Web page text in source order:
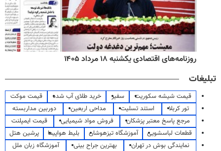
روزنامه‌های اقتصادی یکشنبه ۱۸ مرداد ۱۴۰۵
تبلیغات
قیمت شیشه سکوریت سفیر خرید طلای آب شده
قیمت موکت
تور کربلا
استند تسلیت مداحی اربعین
دوربین مداربسته
مرجع پاسخ معتبر پزشکان
فروش مواد شیمیایی
قیمت ایمپلنت
قطعات لباسشویی
آموزشگاه تیزهوشان بلیط هواپیما
پرشین هتل
نمایندگی بوش در تهران
بهترین جراح بینی
آموزشگاه زبان ملل